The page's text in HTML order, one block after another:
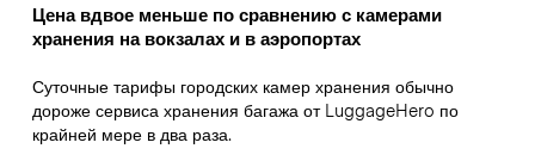
Цена вдвое меньше по сравнению с камерами
хранения на вокзалах и в аэропортах
Суточные тарифы городских камер хранения обычно
дороже сервиса хранения багажа от LuggageHero по
крайней мере в два раза.